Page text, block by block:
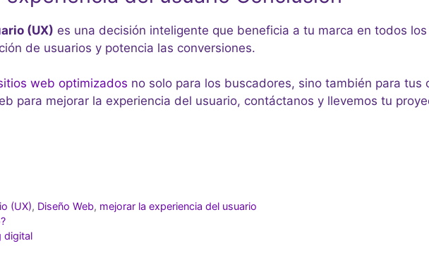
(UX) es una decisión inteligente que beneficia a tu marca en todos
de usuarios y potencia las conversiones.
web optimizados no solo para los buscadores, sino también para tus
para mejorar la experiencia del usuario, contáctanos y llevemos tu
(UX), Diseño Web, mejorar la experiencia del usuario
digital